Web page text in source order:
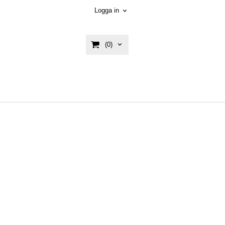
Logga in
(0)